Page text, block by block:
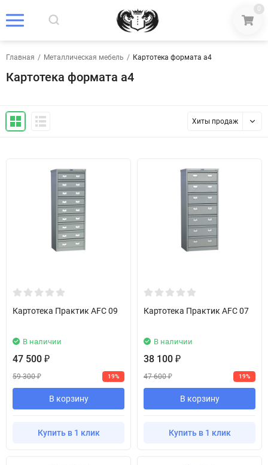
0
Главная / Металлическая мебель / Картотека формата а4
Картотека формата а4
Хиты продаж
Картотека Практик AFC 09
В наличии
47 500 ₽
59 300₽ 19%
В корзину
Купить в 1 клик
Картотека Практик AFC 07
В наличии
38 100 ₽
47 600₽ 19%
В корзину
Купить в 1 клик